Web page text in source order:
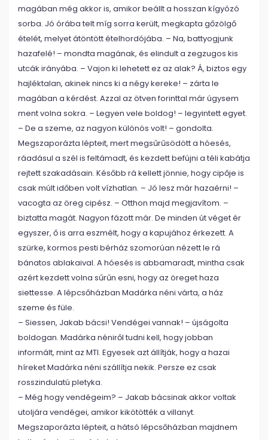
magában még akkor is, amikor beállt a hosszan kígyózó
sorba. Jó órába telt míg sorra került, megkapta gőzölgő
ételét, melyet átöntött ételhordójába. – Na, battyogjunk
hazafelé! – mondta magának, és elindult a zegzugos kis
utcák irányába. – Vajon ki lehetett ez az alak? Á, biztos egy
hajléktalan, akinek nincs ki a négy kereke! – zárta le
magában a kérdést. Azzal az ötven forinttal már úgysem
ment volna sokra. – Legyen vele boldog! – legyintett egyet.
– De a szeme, az nagyon különös volt! – gondolta.
Megszaporázta lépteit, mert megsűrűsödött a hóesés,
ráadásul a szél is feltámadt, és kezdett befújni a téli kabátja
rejtett szakadásain. Később rá kellett jönnie, hogy cipője is
csak múlt időben volt vízhatlan. – Jó lesz már hazaérni! –
vacogta az öreg cipész. – Otthon majd megjavítom. –
biztatta magát. Nagyon fázott már. De minden út véget ér
egyszer, ő is arra eszmélt, hogy a kapujához érkezett. A
szürke, kormos pesti bérház szomorúan nézett le rá
bánatos ablakaival. A hóesés is abbamaradt, mintha csak
azért kezdett volna sűrűn esni, hogy az öreget haza
siettesse. A lépcsőházban Madárka néni várta, a ház
szeme és füle.
– Siessen, Jakab bácsi! Vendégei vannak! – újságolta
boldogan. Madárka néniről tudni kell, hogy jobban
informált, mint az MTI. Egyesek azt állítják, hogy a hazai
híreket Madárka néni szállítja nekik. Persze ez csak
rosszindulatú pletyka.
– Még hogy vendégeim? – Jakab bácsinak akkor voltak
utoljára vendégei, amikor kikötötték a villanyt.
Megszaporázta lépteit, a hátsó lépcsőházban majdnem